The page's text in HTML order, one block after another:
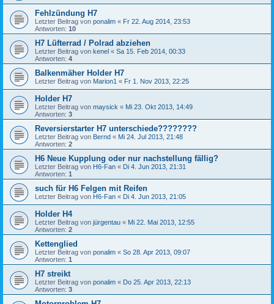
Fehlzündung H7
Letzter Beitrag von ponalim « Fr 22. Aug 2014, 23:53
Antworten: 10
H7 Lüfterrad / Polrad abziehen
Letzter Beitrag von kenel « Sa 15. Feb 2014, 00:33
Antworten: 4
Balkenmäher Holder H7
Letzter Beitrag von Marion1 « Fr 1. Nov 2013, 22:25
Holder H7
Letzter Beitrag von maysick « Mi 23. Okt 2013, 14:49
Antworten: 3
Reversierstarter H7 unterschiede????????
Letzter Beitrag von Bernd « Mi 24. Jul 2013, 21:48
Antworten: 2
H6 Neue Kupplung oder nur nachstellung fällig?
Letzter Beitrag von H6-Fan « Di 4. Jun 2013, 21:31
Antworten: 1
such für H6 Felgen mit Reifen
Letzter Beitrag von H6-Fan « Di 4. Jun 2013, 21:05
Holder H4
Letzter Beitrag von jürgentau « Mi 22. Mai 2013, 12:55
Antworten: 2
Kettenglied
Letzter Beitrag von ponalim « So 28. Apr 2013, 09:07
Antworten: 1
H7 streikt
Letzter Beitrag von ponalim « Do 25. Apr 2013, 22:13
Antworten: 3